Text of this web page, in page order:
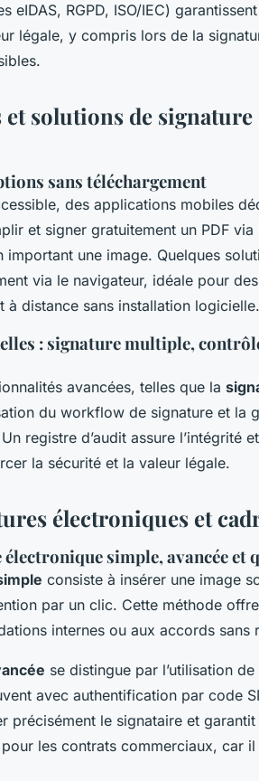
eIDAS, RGPD, ISO/IEC)
légale, y compris lors de la
et solutions de
sans téléchargement
des applications mobiles
et signer gratuitement un PDF
important une image. Quelques
via le navigateur, idéale pour
à distance sans installation logicielle.
: signature multiple,
avancées, telles que la
du workflow de signature et la
registre d’audit assure l’intégrité
la sécurité et la valeur légale.
électroniques et
simple, avancée et
consiste à insérer une image
par un clic. Cette méthode
internes ou aux accords
se distingue par l’utilisation
avec authentification par code
précisément le signataire et
les contrats commerciaux, car